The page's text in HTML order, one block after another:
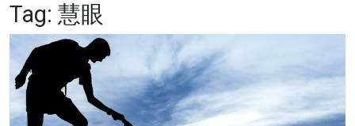
健康
商業
科技
Tag: 慧眼